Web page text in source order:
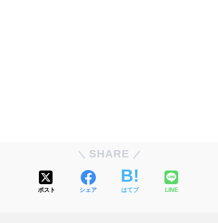
SHARE
ポスト シェア はてブ LINE